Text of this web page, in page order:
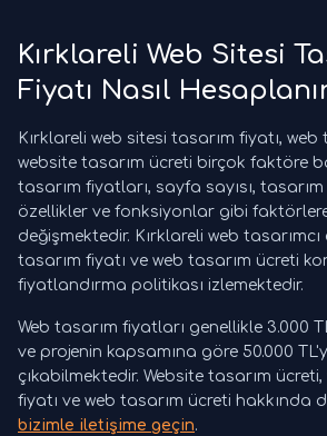
Kırklareli Web Sitesi
Fiyatı Nasıl
Kırklareli web sitesi tasarım fiyatı, web
website tasarım ücreti birçok faktöre
tasarım fiyatları, sayfa sayısı, tasarım
özellikler ve fonksiyonlar gibi
değişmektedir. Kırklareli web
tasarım fiyatı ve web tasarım ücreti
fiyatlandırma politikası izlemektedir.
Web tasarım fiyatları genellikle 3.000
ve projenin kapsamına göre 50.000
çıkabilmektedir. Website tasarım
fiyatı ve web tasarım ücreti hakkında
bizimle iletişime geçin.